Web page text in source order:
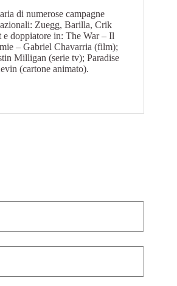
di numerose campagne
Zuegg, Barilla, Crik
doppiatore in: The War – Il
– Gabriel Chavarria (film);
Milligan (serie tv); Paradise
(cartone animato).